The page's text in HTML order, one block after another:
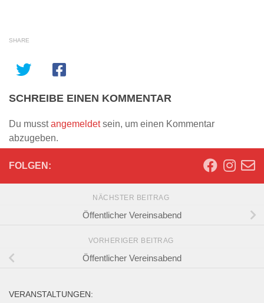
SHARE
SCHREIBE EINEN KOMMENTAR
Du musstangemeldetsein, um einen Kommentar
abzugeben.
FOLGEN:
NÄCHSTER BEITRAG
Öffentlicher Vereinsabend
VORHERIGER BEITRAG
Öffentlicher Vereinsabend
VERANSTALTUNGEN: